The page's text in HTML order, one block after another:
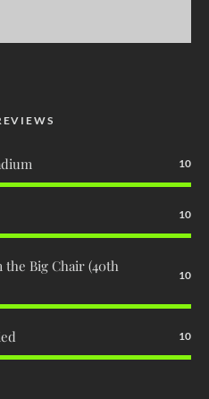
10
10
the Big Chair (40th
10
10